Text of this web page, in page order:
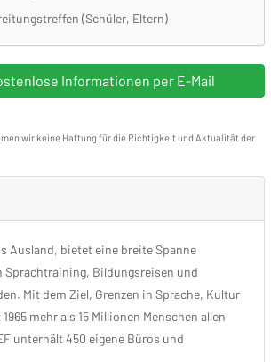
(Schüler, Eltern)
wir keine Haftung für die Richtigkeit und Aktualität der
Ausland, bietet eine breite Spanne
Bildungsreisen und
Mit dem Ziel, Grenzen in Sprache, Kultur
mehr als 15 Millionen Menschen allen
unterhält 450 eigene Büros und